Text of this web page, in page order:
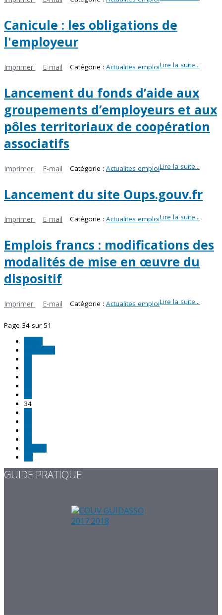
Canicule : les obligations de
l'employeur
Imprimer E-mail Catégorie : Actualites emploiLire la suite...
Lancement du fonds d’aide aux
groupements d’employeurs et aux
pôles territoriaux de coopération
associatifs
Imprimer E-mail Catégorie : Actualites emploiLire la suite...
Lancement du site Oups.gouv.fr
Imprimer E-mail Catégorie : Actualites emploiLire la suite...
Emplois francs : modifications des
modalités de mise en œuvre du
dispositif
Imprimer E-mail Catégorie : Actualites emploiLire la suite...
Page 34 sur 51
34
GUIDE PRATIQUE